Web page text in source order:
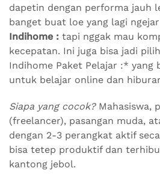
dapetin dengan performa jauh
banget buat loe yang lagi ngejar
Indihome : tapi nggak mau
kecepatan. Ini juga bisa jadi
Indihome Paket Pelajar :* yang
untuk belajar online dan
Siapa yang cocok?Mahasiswa,
(freelancer), pasangan muda,
dengan 2-3 perangkat aktif
bisa tetep produktif dan
kantong jebol.